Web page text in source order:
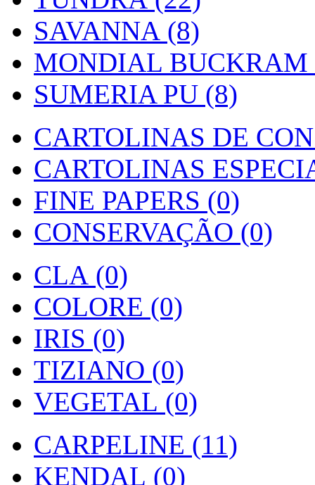
SAVANNA (8)
MONDIAL BUCKRAM
SUMERIA PU (8)
CARTOLINAS DE
CARTOLINAS
FINE PAPERS (0)
CONSERVAÇÃO (0)
CLA (0)
COLORE (0)
IRIS (0)
TIZIANO (0)
VEGETAL (0)
CARPELINE (11)
KENDAL (0)